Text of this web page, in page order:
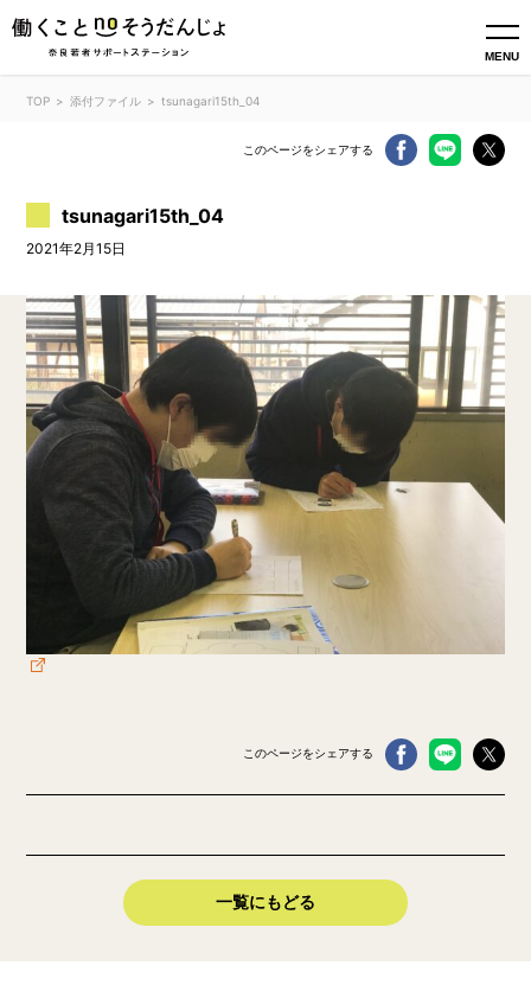
MENU
TOP 添付ファイル tsunagari15th_04
このページをシェアする
tsunagari15th_04
2021年2月15日
このページをシェアする
一覧にもどる